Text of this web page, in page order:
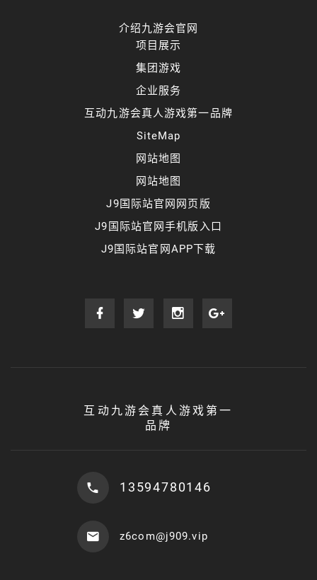
介绍九游会官网
项目展示
集团游戏
企业服务
互动九游会真人游戏第一品牌
SiteMap
网站地图
网站地图
J9国际站官网网页版
J9国际站官网手机版入口
J9国际站官网APP下载
互动九游会真人游戏第一
品牌
13594780146
z6com@j909.vip